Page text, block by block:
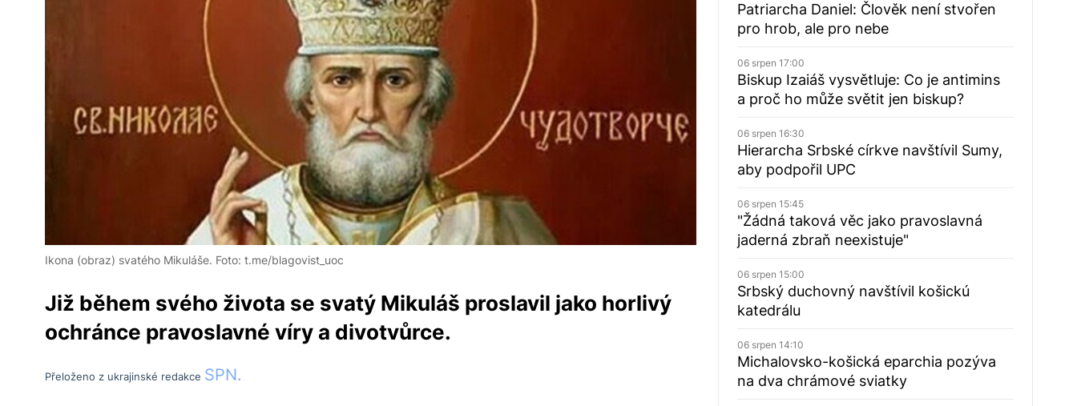
Ikona (obraz) svatého Mikuláše. Foto: t.me/blagovist_uoc
Již během svého života se svatý Mikuláš proslavil jako horlivý
ochránce pravoslavné víry a divotvůrce.
Přeloženo z ukrajinské redakce SPN.
Patriarcha Daniel: Člověk není stvořen
pro hrob, ale pro nebe
06 srpen 17:00
Biskup Izaiáš vysvětluje: Co je antimins
a proč ho může světit jen biskup?
06 srpen 16:30
Hierarcha Srbské církve navštívil Sumy,
aby podpořil UPC
06 srpen 15:45
"Žádná taková věc jako pravoslavná
jaderná zbraň neexistuje"
06 srpen 15:00
Srbský duchovný navštívil košickú
katedrálu
06 srpen 14:10
Michalovsko-košická eparchia pozýva
na dva chrámové sviatky